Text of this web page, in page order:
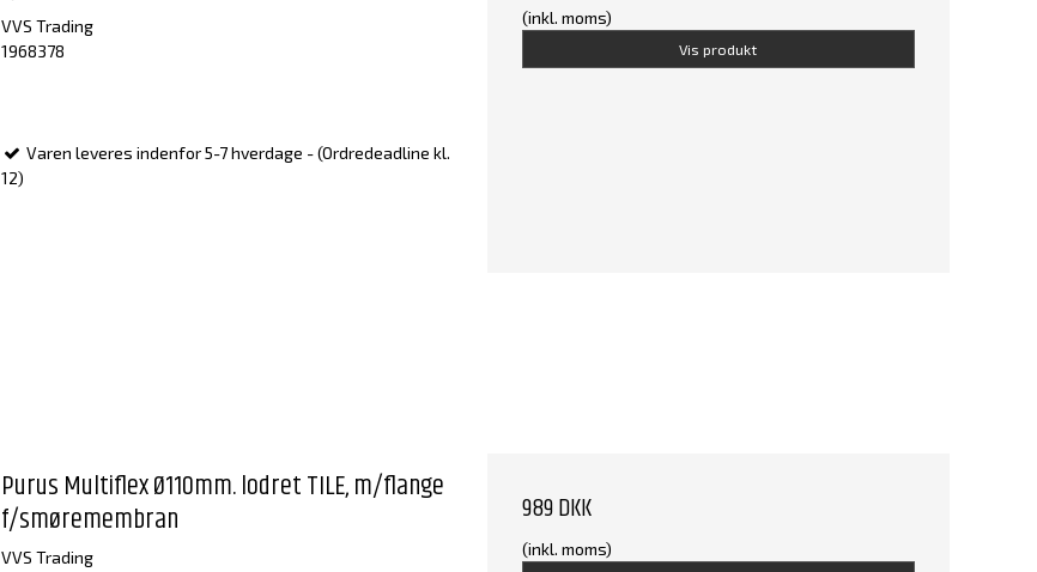
VVS Trading
1968378
Varen leveres indenfor 5-7 hverdage - (Ordredeadline kl.
12)
(inkl. moms)
Vis produkt
Purus Multiflex Ø110mm. lodret TILE, m/flange
f/smøremembran
VVS Trading
989 DKK
(inkl. moms)